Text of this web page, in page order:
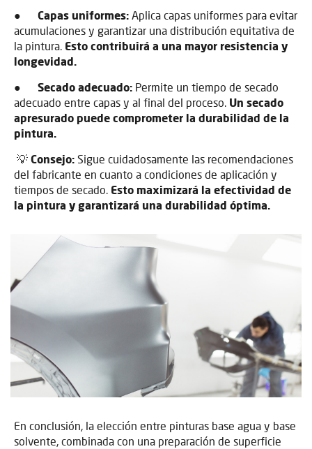
● Capas uniformes: Aplica capas uniformes para evitar
acumulaciones y garantizar una distribución equitativa de
la pintura. Esto contribuirá a una mayor resistencia y
longevidad.
● Secado adecuado: Permite un tiempo de secado
adecuado entre capas y al final del proceso. Un secado
apresurado puede comprometer la durabilidad de la
pintura.
💡 Consejo: Sigue cuidadosamente las recomendaciones
del fabricante en cuanto a condiciones de aplicación y
tiempos de secado. Esto maximizará la efectividad de
la pintura y garantizará una durabilidad óptima.
En conclusión, la elección entre pinturas base agua y base
solvente, combinada con una preparación de superficie